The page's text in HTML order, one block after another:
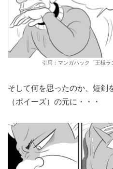
引用：マンガハック「王様
そして何を思ったのか、短剣
（ポイーズ）の元に・・・